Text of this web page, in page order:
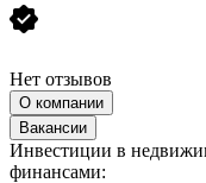
Нет отзывов
О компании
Вакансии
Инвестиции в
финансами: